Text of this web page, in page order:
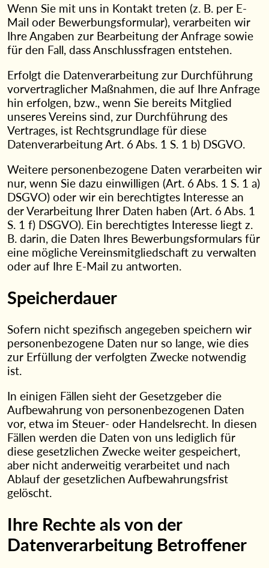
Wenn Sie mit uns in Kontakt treten (z. B. per E-
Mail oder Bewerbungsformular), verarbeiten wir
Ihre Angaben zur Bearbeitung der Anfrage sowie
für den Fall, dass Anschlussfragen entstehen.
Erfolgt die Datenverarbeitung zur Durchführung
vorvertraglicher Maßnahmen, die auf Ihre Anfrage
hin erfolgen, bzw., wenn Sie bereits Mitglied
unseres Vereins sind, zur Durchführung des
Vertrages, ist Rechtsgrundlage für diese
Datenverarbeitung Art. 6 Abs. 1 S. 1 b) DSGVO.
Weitere personenbezogene Daten verarbeiten wir
nur, wenn Sie dazu einwilligen (Art. 6 Abs. 1 S. 1 a)
DSGVO) oder wir ein berechtigtes Interesse an
der Verarbeitung Ihrer Daten haben (Art. 6 Abs. 1
S. 1 f) DSGVO). Ein berechtigtes Interesse liegt z.
B. darin, die Daten Ihres Bewerbungsformulars für
eine mögliche Vereinsmitgliedschaft zu verwalten
oder auf Ihre E-Mail zu antworten.
Speicherdauer
Sofern nicht spezifisch angegeben speichern wir
personenbezogene Daten nur so lange, wie dies
zur Erfüllung der verfolgten Zwecke notwendig
ist.
In einigen Fällen sieht der Gesetzgeber die
Aufbewahrung von personenbezogenen Daten
vor, etwa im Steuer- oder Handelsrecht. In diesen
Fällen werden die Daten von uns lediglich für
diese gesetzlichen Zwecke weiter gespeichert,
aber nicht anderweitig verarbeitet und nach
Ablauf der gesetzlichen Aufbewahrungsfrist
gelöscht.
Ihre Rechte als von der
Datenverarbeitung Betroffener